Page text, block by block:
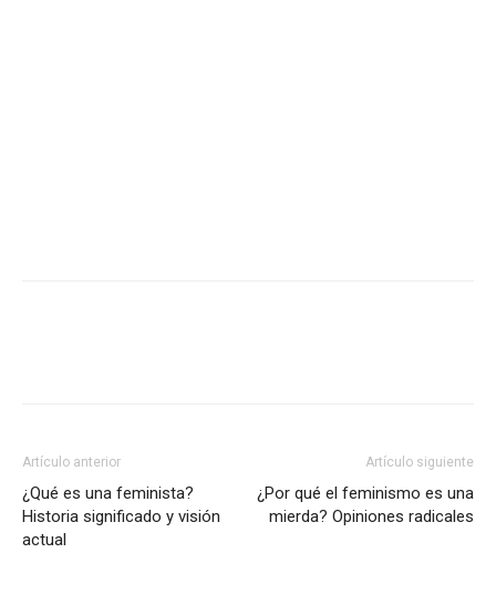
Artículo anterior
¿Qué es una feminista?
Historia significado y visión
actual
Artículo siguiente
¿Por qué el feminismo es una
mierda? Opiniones radicales